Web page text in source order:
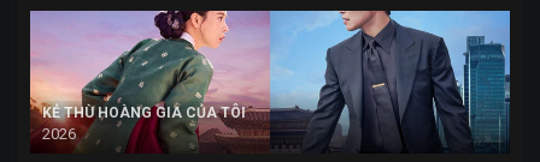
KẺ THÙ HOÀNG GIA CỦA TÔI
2026